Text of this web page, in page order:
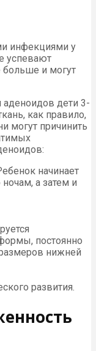
инфекциями у
успевают
больше и могут
аденоидов дети 3-
как правило,
могут причинить
начинает
а затем и
постоянно
нижней
развития.